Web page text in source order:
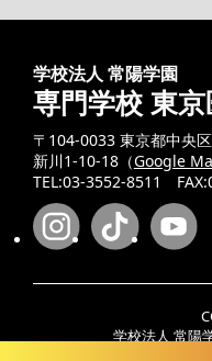
学校法人 常陽学園
専門学校 東
〒104-0033 東京都中央区
新川1-10-18（Google
TEL:03-3552-8511
学校法人 常陽